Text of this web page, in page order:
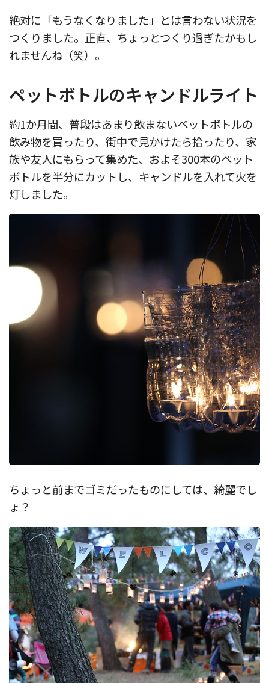
絶対に「もうなくなりました」とは言わない状況を
つくりました。正直、ちょっとつくり過ぎたかもし
れませんね（笑）。
ペットボトルのキャンドルライト
約1か月間、普段はあまり飲まないペットボトルの
飲み物を買ったり、街中で見かけたら拾ったり、家
族や友人にもらって集めた、およそ300本のペット
ボトルを半分にカットし、キャンドルを入れて火を
灯しました。
ちょっと前までゴミだったものにしては、綺麗でし
ょ？